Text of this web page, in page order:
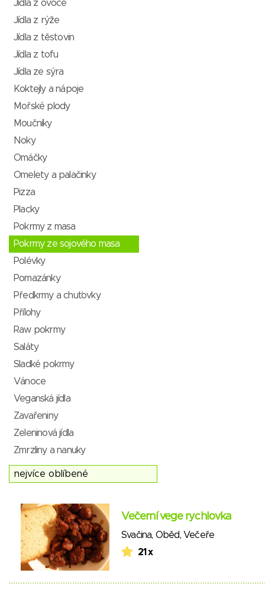
Jídla z ovoce
Jídla z rýže
Jídla z těstovin
Jídla z tofu
Jídla ze sýra
Koktejly a nápoje
Mořské plody
Moučníky
Noky
Omáčky
Omelety a palačinky
Pizza
Placky
Pokrmy z masa
Pokrmy ze sojového masa
Polévky
Pomazánky
Předkrmy a chuťovky
Přílohy
Raw pokrmy
Saláty
Sladké pokrmy
Vánoce
Veganská jídla
Zavařeniny
Zeleninová jídla
Zmrzliny a nanuky
Večerní vege rychlovka
Svačina, Oběd, Večeře
21 x